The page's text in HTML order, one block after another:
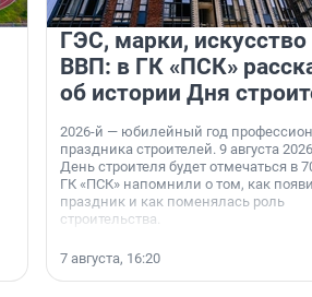
ГЭС, марки, искусство
ВВП: в ГК «ПСК»
об истории Дня
2026-й — юбилейный год
праздника строителей. 9 августа
День строителя будет отмечаться в
ГК «ПСК» напомнили о том, как
праздник и как поменялась роль
строительства.
7 августа, 16:20